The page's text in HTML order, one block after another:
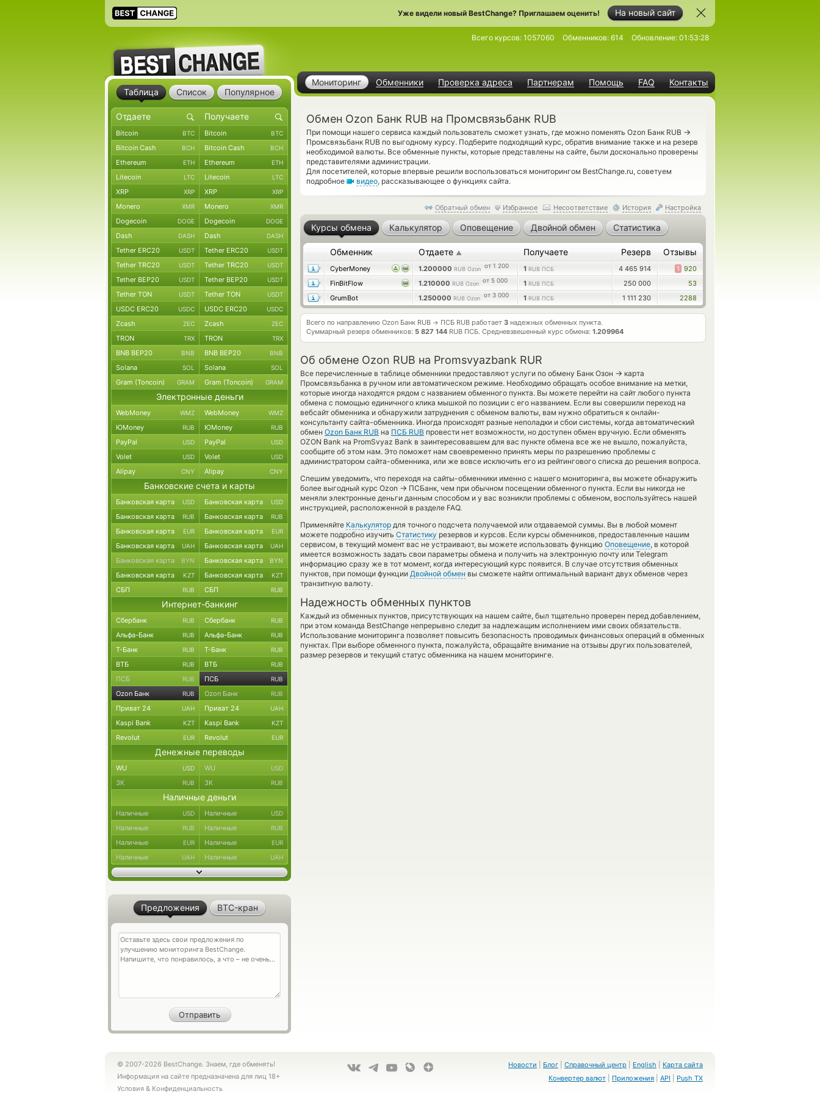
На новый сайт
Уже видели новый BestChange? Приглашаем оценить!
Мониторинг Обменники Проверка адреса Партнерам Помощь FAQ Контакты
Всего курсов: 1057060 Обменников: 614 Обновление: 01:53:28
Обмен Ozon Банк RUB на Промсвязьбанк RUB
При помощи нашего сервиса каждый пользователь сможет узнать, где можно поменять Ozon Банк RUB →
Промсвязьбанк RUB по выгодному курсу. Подберите подходящий курс, обратив внимание также и на резерв
необходимой валюты. Все обменные пункты, которые представлены на сайте, были досконально проверены
представителями администрации.
Для посетителей, которые впервые решили воспользоваться мониторингом BestChange.ru, советуем
подробное
видео, рассказывающее о функциях сайта.
Обратный обмен Избранное Несоответствие История Настройка
Курсы обмена Калькулятор Оповещение Двойной обмен Статистика
Обменник Отдаете ▲ Получаете Резерв Отзывы
CyberMoney 1.200000 RUB Ozon от 1 200 1 RUB ПСБ 4 465 914 1 920
FinBitFlow
1.210000 RUB Ozon от 5 000 1 RUB ПСБ 250 000
53
GrumBot
1.250000 RUB Ozon от 3 000 1 RUB ПСБ 1 111 230 2288
Всего по направлению Ozon Банк RUB → ПСБ RUB работает 3 надежных обменных пункта.
Суммарный резерв обменников: 5 827 144 RUB ПСБ. Средневзвешенный курс обмена: 1.209964
Об обмене Ozon RUB на Promsvyazbank RUR
Все перечисленные в таблице обменники предоставляют услуги по обмену Банк Озон → карта
Промсвязьбанка в ручном или автоматическом режиме. Необходимо обращать особое внимание на метки,
которые иногда находятся рядом с названием обменного пункта. Вы можете перейти на сайт любого пункта
обмена с помощью единичного клика мышкой по позиции с его названием. Если вы совершили переход на
вебсайт обменника и обнаружили затруднения с обменом валюты, вам нужно обратиться к онлайн-
консультанту сайта-обменника. Иногда происходят разные неполадки и сбои системы, когда автоматический
обмен Ozon Банк RUB на ПСБ RUB провести нет возможности, но доступен обмен вручную. Если обменять
OZON Bank на PromSvyaz Bank в заинтересовавшем для вас пункте обмена все же не вышло, пожалуйста,
сообщите об этом нам. Это поможет нам своевременно принять меры по разрешению проблемы с
администратором сайта-обменника, или же вовсе исключить его из рейтингового списка до решения вопроса.
Спешим уведомить, что переходя на сайты-обменники именно с нашего мониторинга, вы можете обнаружить
более выгодный курс Ozon → ПСБанк, чем при обычном посещении обменного пункта. Если вы никогда не
меняли электронные деньги данным способом и у вас возникли проблемы с обменом, воспользуйтесь нашей
инструкцией, расположенной в разделе FAQ.
Применяйте Калькулятор для точного подсчета получаемой или отдаваемой суммы. Вы в любой момент
можете подробно изучить Статистику резервов и курсов. Если курсы обменников, предоставленные нашим
сервисом, в текущий момент вас не устраивают, вы можете использовать функцию Оповещение, в которой
имеется возможность задать свои параметры обмена и получить на электронную почту или Telegram
информацию сразу же в тот момент, когда интересующий курс появится. В случае отсутствия обменных
пунктов, при помощи функции Двойной обмен вы сможете найти оптимальный вариант двух обменов через
транзитную валюту.
Надежность обменных пунктов
Каждый из обменных пунктов, присутствующих на нашем сайте, был тщательно проверен перед добавлением,
при этом команда BestChange непрерывно следит за надлежащим исполнением ими своих обязательств.
Использование мониторинга позволяет повысить безопасность проводимых финансовых операций в обменных
пунктах. При выборе обменного пункта, пожалуйста, обращайте внимание на отзывы других пользователей,
размер резервов и текущий статус обменника на нашем мониторинге.
Таблица Список Популярное
Bitcoin BTC Bitcoin BTC
Bitcoin Cash BCH Bitcoin Cash BCH
Ethereum ETH Ethereum ETH
Litecoin LTC Litecoin LTC
XRP XRP XRP XRP
Monero XMR Monero XMR
Dogecoin DOGE Dogecoin DOGE
Dash DASH Dash DASH
Tether ERC20 USDT Tether ERC20 USDT
Tether TRC20 USDT Tether TRC20 USDT
Tether BEP20 USDT Tether BEP20 USDT
Tether TON USDT Tether TON USDT
USDC ERC20 USDC USDC ERC20 USDC
Zcash ZEC Zcash ZEC
TRON TRX TRON TRX
BNB BEP20 BNB BNB BEP20 BNB
Solana SOL Solana SOL
Gram (Toncoin) GRAM Gram (Toncoin) GRAM
Электронные деньги
WebMoney WMZ WebMoney WMZ
ЮMoney RUB ЮMoney RUB
PayPal USD PayPal USD
Volet USD Volet USD
Alipay CNY Alipay CNY
Банковские счета и карты
Банковская карта USD Банковская карта USD
Банковская карта RUB Банковская карта RUB
Банковская карта EUR Банковская карта EUR
Банковская карта UAH Банковская карта UAH
Банковская карта BYN Банковская карта BYN
Банковская карта KZT Банковская карта KZT
СБП RUB СБП RUB
Интернет-банкинг
Сбербанк RUB Сбербанк RUB
Альфа-Банк RUB Альфа-Банк RUB
Т-Банк RUB Т-Банк RUB
ВТБ RUB ВТБ RUB
ПСБ RUB ПСБ RUB
Ozon Банк RUB Ozon Банк RUB
Приват 24 UAH Приват 24 UAH
Kaspi Bank KZT Kaspi Bank KZT
Revolut EUR Revolut EUR
Денежные переводы
WU USD WU USD
ЗК RUB ЗК RUB
Наличные деньги
Наличные USD Наличные USD
Наличные RUB Наличные RUB
Наличные EUR Наличные EUR
Наличные UAH Наличные UAH
Предложения BTC-кран
© 2007-2026 BestChange. Знаем, где обменять!
Информация на сайте предназначена для лиц 18+
Условия & Конфиденциальность
Новости Блог Справочный центр English
Карта сайта
Конвертер валют
Приложения API Push TX